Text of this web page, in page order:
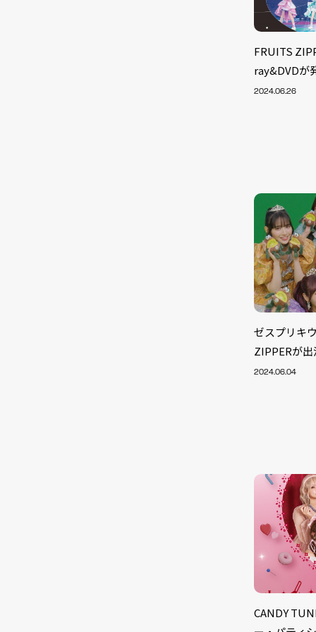
FRUITS
ray&DVDが
2024.06.26
ゼスプリキ
ZIPPERが
2024.06.04
CANDY